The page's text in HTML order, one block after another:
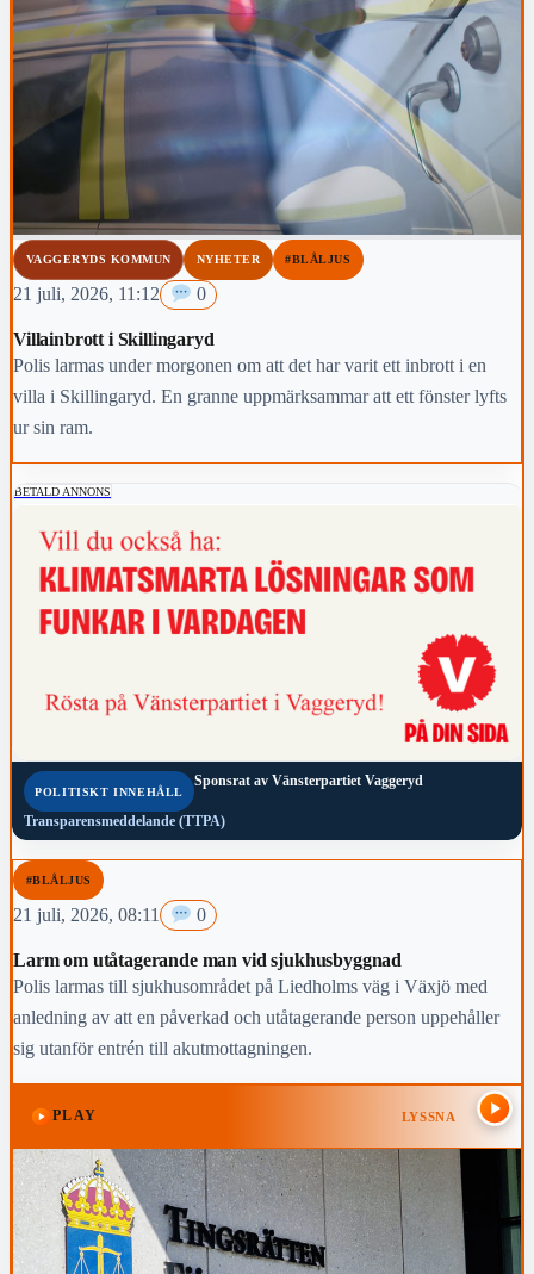
VAGGERYDS KOMMUN NYHETER #BLÅLJUS
21 juli, 2026, 11:12 0
Villainbrott i Skillingaryd
Polis larmas under morgonen om att det har varit ett inbrott i en
villa i Skillingaryd. En granne uppmärksammar att ett fönster lyfts
ur sin ram.
BETALD ANNONS
POLITISKT INNEHÅLL
Sponsrat av Vänsterpartiet Vaggeryd
Transparensmeddelande (TTPA)
#BLÅLJUS
21 juli, 2026, 08:11 0
Larm om utåtagerande man vid sjukhusbyggnad
Polis larmas till sjukhusområdet på Liedholms väg i Växjö med
anledning av att en påverkad och utåtagerande person uppehåller
sig utanför entrén till akutmottagningen.
PLAY LYSSNA